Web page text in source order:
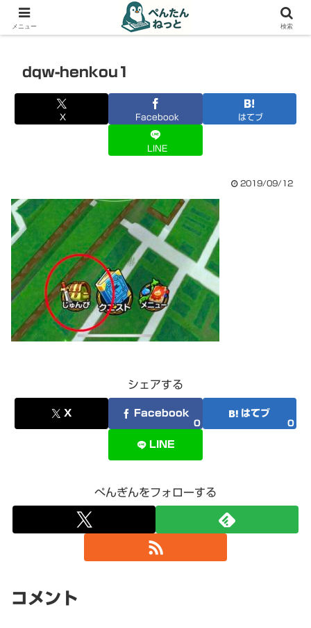
PCやガジェットの備忘録
dqw-henkou1
X Facebook はてブ
LINE
2019/09/12
シェアする
X Facebook
0
はてブ
0
LINE
ぺんぎんをフォローする
コメント
メニュー 検索